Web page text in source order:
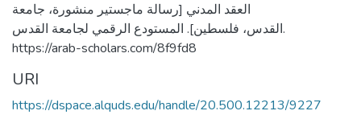
العقد المدني [رسالة ماجستير منشورة، جامعة
القدس، فلسطين]. المستودع الرقمي لجامعة القدس.
https://arab-scholars.com/8f9fd8
URI
https://dspace.alquds.edu/handle/20.500.12213/9227